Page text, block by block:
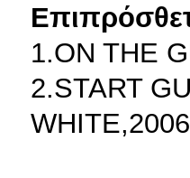
1.ON THE
2.START
WHITE,2006